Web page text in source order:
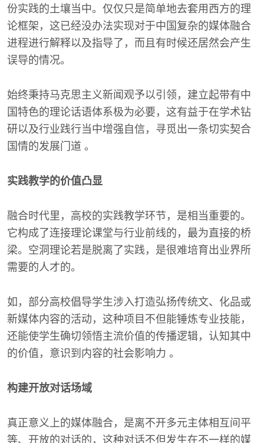
份实践的土壤当中。仅仅只是简单地去套用西方的理
论框架，这已经没办法实现对于中国复杂的媒体融合
进程进行解释以及指导了，而且有时候还居然会产生
误导的情况。
始终秉持马克思主义新闻观予以引领，建立起带有中
国特色的理论话语体系极为必要，这有益于在学术钻
研以及行业践行当中增强自信，寻觅出一条切实契合
国情的发展门道 。
实践教学的价值凸显
融合时代里，高校的实践教学环节，是相当重要的。
它构成了连接理论课堂与行业前线的，最为直接的桥
梁。空洞理论若是脱离了实践，是很难培育出业界所
需要的人才的。
如，部分高校倡导学生涉入打造弘扬传统文、化品或
新媒体内容的活动，这种项目不但能锤炼专业技能，
还能使学生确切领悟主流价值的传播逻辑，认知其中
的价值，意识到内容的社会影响力 。
构建开放对话场域
真正意义上的媒体融合，是离不开多元主体相互间平
等、开放的对话的，这种对话不但发生在不一样的媒